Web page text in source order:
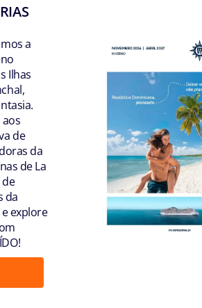
a
Ilhas
de
da
de La
da
explore